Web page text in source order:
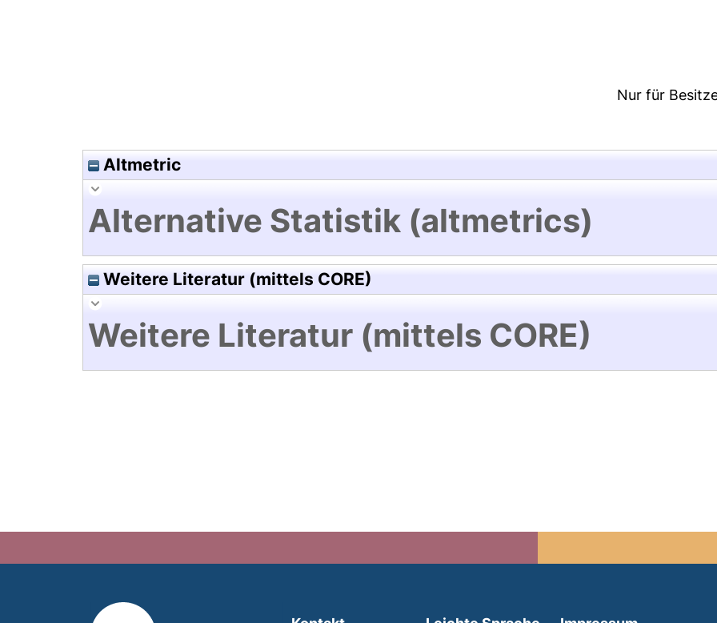
Nur für
Altmetric
Alternative Statistik (altmetrics)
Weitere Literatur (mittels CORE)
Weitere Literatur (mittels CORE)